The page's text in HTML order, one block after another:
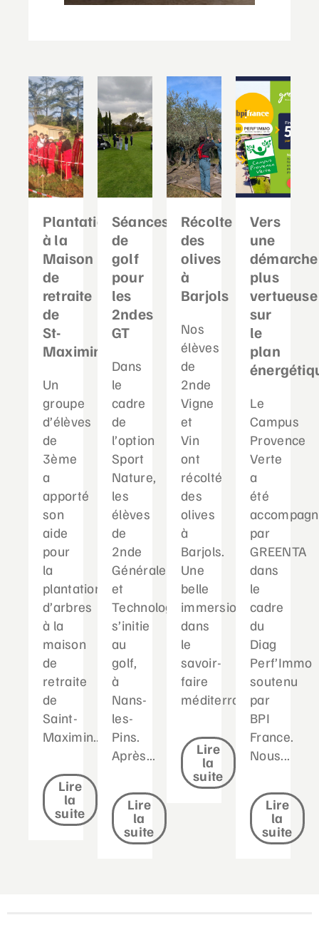
Plantation
à la
Maison
de
retraite
de
St-
Maximin
Un
groupe
d’élèves
de
3ème
a
apporté
son
aide
pour
la
plantation
d’arbres
à la
maison
de
retraite
de
Saint-
Maximin....
Lire
la
suite
Séances
de
golf
pour
les
2ndes
GT
Dans
le
cadre
de
l’option
Sport
Nature,
les
élèves
de
2nde
Générale
et
Technologique
s’initie
au
golf,
à
Nans-
les-
Pins.
Après...
Lire
la
suite
Récolte
des
olives
à
Barjols
Nos
élèves
de
2nde
Vigne
et
Vin
ont
récolté
des
olives
à
Barjols.
Une
belle
immersion
dans
le
savoir-
faire
méditerranéen...
Lire
la
suite
Vers
une
démarche
plus
vertueuse
sur
le
plan
Le
Campus
Provence
Verte
a
été
par
GREENTA
dans
le
cadre
du
Diag
Perf’Immo
soutenu
par
BPI
France.
Nous...
Lire
la
suite